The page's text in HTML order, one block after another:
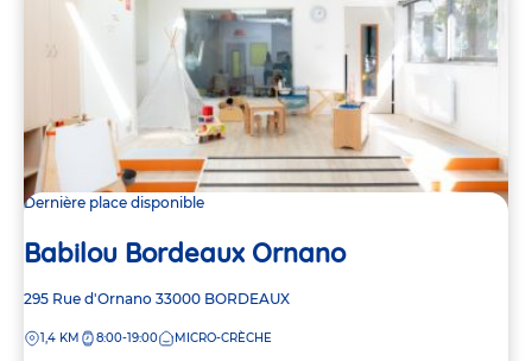
Dernière place disponible
Babilou Bordeaux Ornano
Adresse
la
295 Rue d'Ornano 33000 BORDEAUX
DISTANCE
1,4 KM 8:00-19:00 MICRO-CRÈCHE